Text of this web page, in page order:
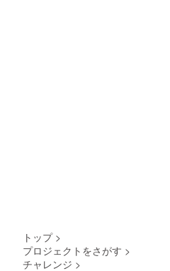
トップ >
プロジェクトをさがす >
チャレンジ >